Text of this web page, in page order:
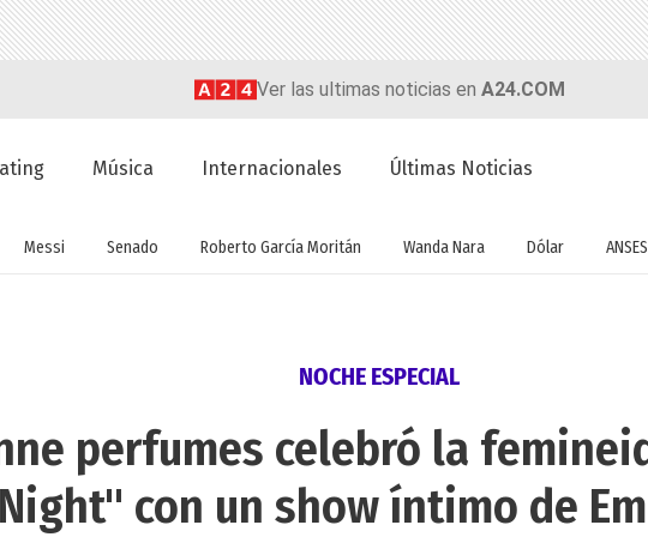
Ver las ultimas noticias en A24.COM
Música Internacionales Últimas Noticias
Messi Senado Roberto García Moritán Wanda Nara Dólar ANSES
NOCHE ESPECIAL
perfumes celebró la
con un show íntimo de